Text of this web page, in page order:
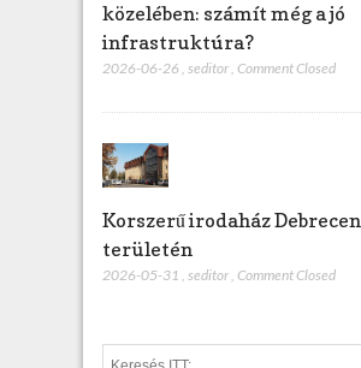
közelében: számít még a jó
infrastruktúra?
2026-06-26 , seditor, Comment Closed
Korszerű irodaház Debrecen
területén
2026-05-31 seditor Comment Closed